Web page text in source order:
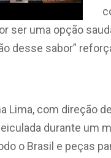
ser uma opção
desse sabor”
Lima, com direção
durante um
o Brasil e peças